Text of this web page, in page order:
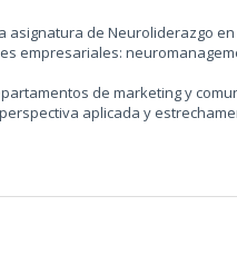
asignatura de Neuroliderazgo
empresariales:
de marketing y
aplicada y